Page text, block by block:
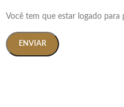
Você tem que estar logado